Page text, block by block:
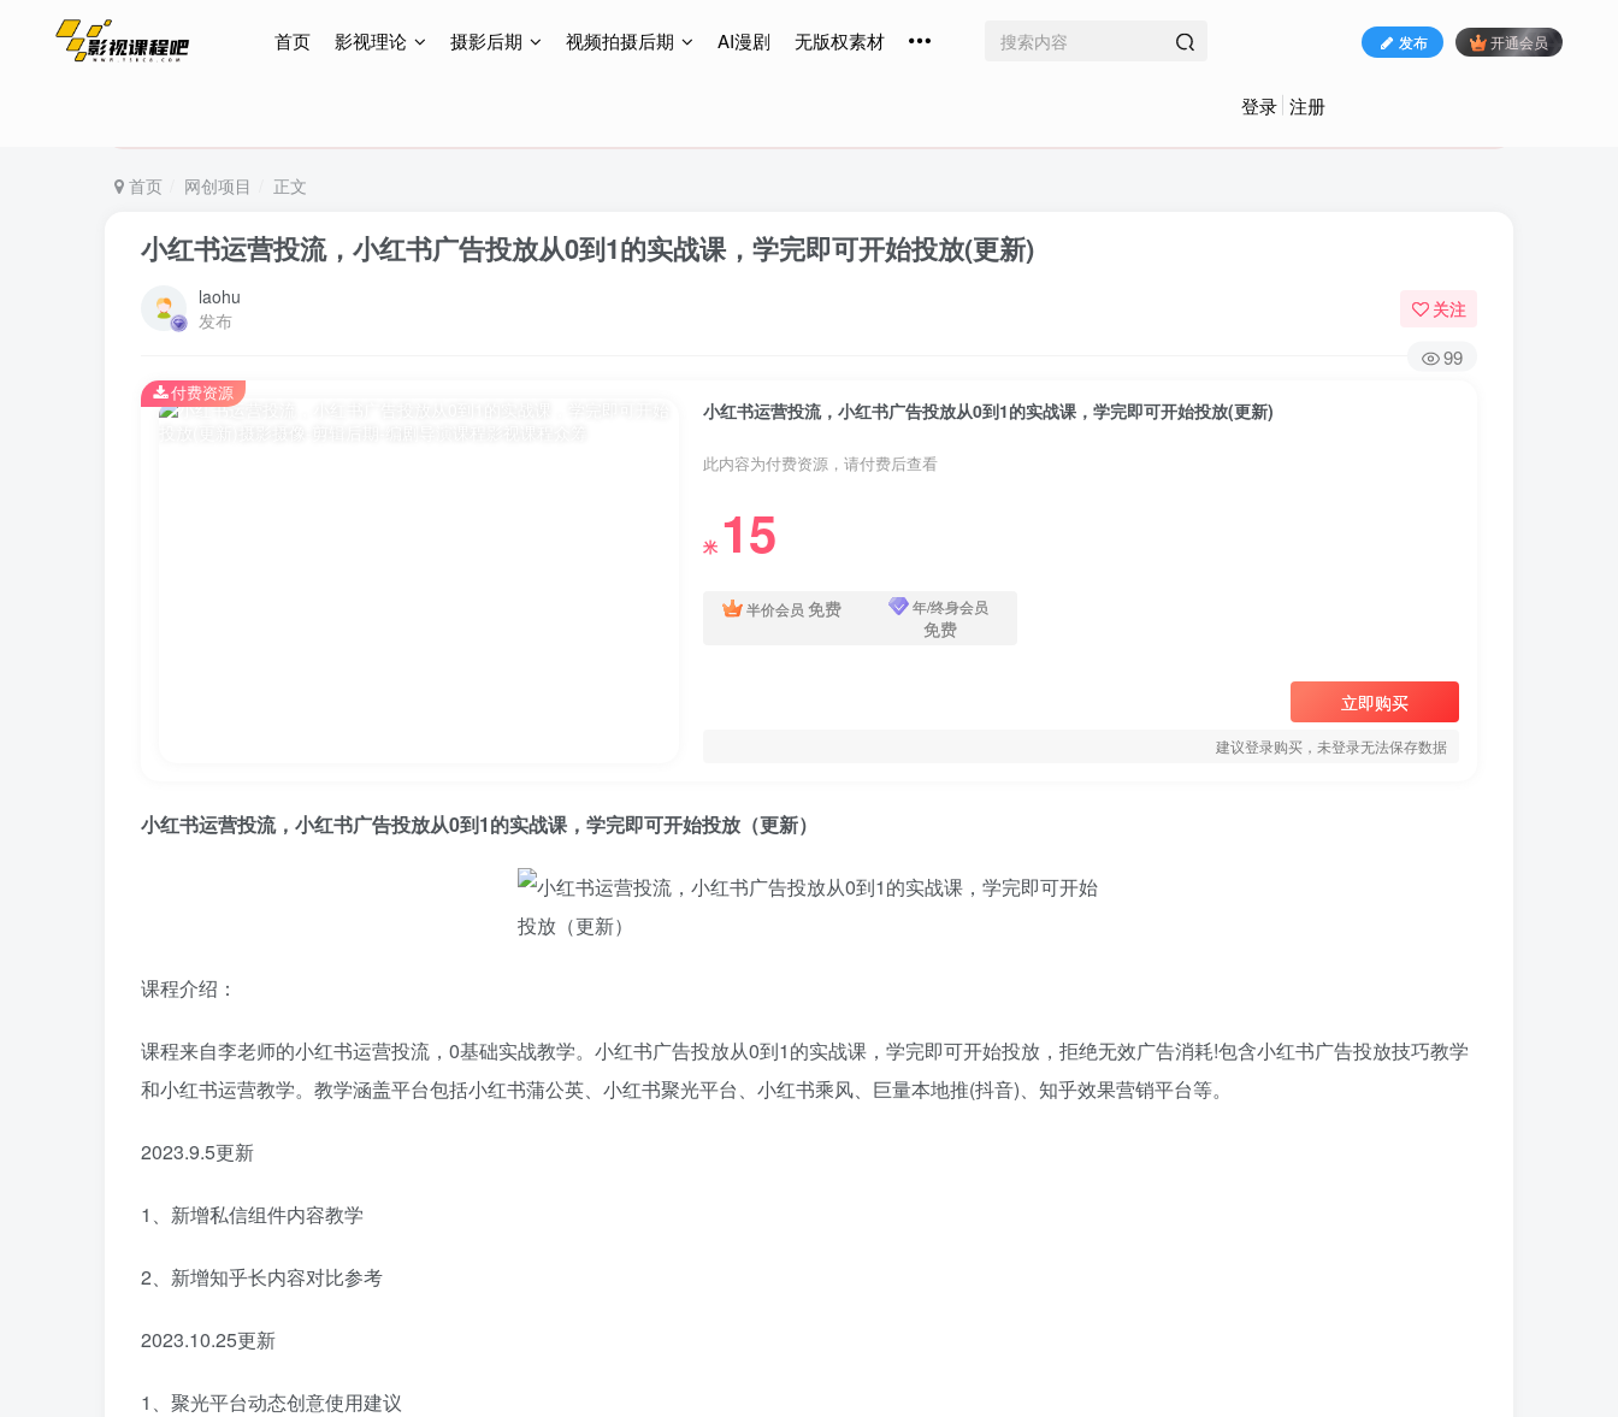
首页 影视理论 摄影后期 视频拍摄后期 AI漫剧 无版权素材 发布 开通会员
登录 注册
特惠终身会员299元，网站所有内容都可观看，终身免费更新
首页 网创项目 正文
小红书运营投流，小红书广告投放从0到1的实战课，学完即可开始投放(更新)
laohu
发布
关注
99
小红书运营投流，小红书广告投放从0到1的实战课，学完即可开始投放(更新)
此内容为付费资源，请付费后查看
米 15
半价会员 免费 年/终身会员
免费
立即购买
建议登录购买，未登录无法保存数据
付费资源
小红书运营投流，小红书广告投放从0到1的实战课，学完即可开始投放（更新）
课程介绍：
课程来自李老师的小红书运营投流 ，0基础实战教学。小红书广告投放从0到1的实战课，学完即可开始投放，拒绝无效广告消耗!包含小红书广告投放技巧教学
和小红书运营教学。教学涵盖平台包括小红书蒲公英、小红书聚光平台、小红书乘风、巨量本地推(抖音)、知乎效果营销平台等。
2023.9.5更新
1、新增私信组件内容教学
2、新增知乎长内容对比参考
2023.10.25更新
1、聚光平台动态创意使用建议